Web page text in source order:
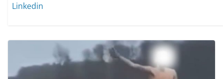
Linkedin